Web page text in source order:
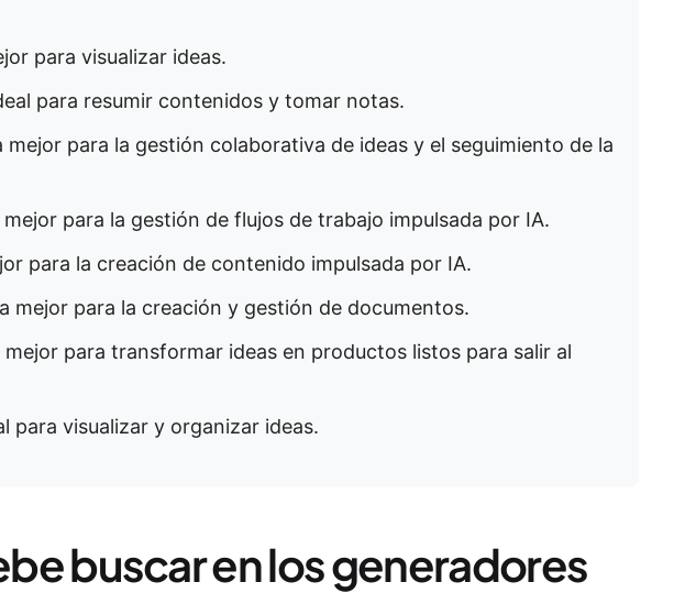
para visualizar ideas.
para resumir contenidos y tomar notas.
mejor para la gestión colaborativa de ideas y el seguimiento de la
mejor para la gestión de flujos de trabajo impulsada por IA.
para la creación de contenido impulsada por IA.
mejor para la creación y gestión de documentos.
mejor para transformar ideas en productos listos para salir al
para visualizar y organizar ideas.
buscar en los generadores